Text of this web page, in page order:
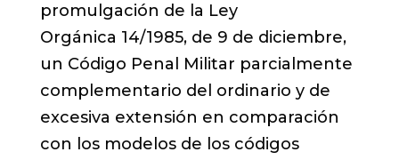
promulgación de la Ley
Orgánica 14/1985, de 9 de diciembre,
un Código Penal Militar parcialmente
complementario del ordinario y de
excesiva extensión en comparación
con los modelos de los códigos